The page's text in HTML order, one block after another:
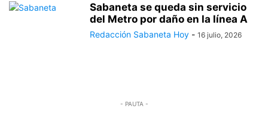
Sabaneta se queda sin servicio
del Metro por daño en la línea A
Redacción Sabaneta Hoy - 16 julio, 2026
- PAUTA -